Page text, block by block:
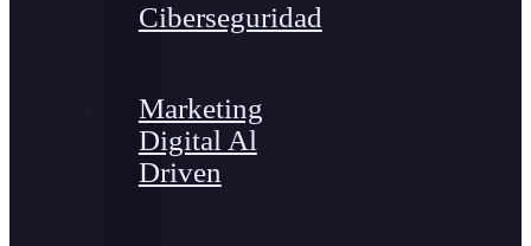
Ciberseguridad
Marketing
Digital Al
Driven